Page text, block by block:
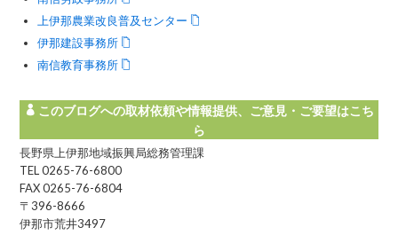
上伊那農業改良普及センター
伊那建設事務所
南信教育事務所
このブログへの取材依頼や情報提供、ご意見・ご要望はこち
ら
長野県上伊那地域振興局総務管理課
TEL 0265-76-6800
FAX 0265-76-6804
〒396-8666
伊那市荒井3497